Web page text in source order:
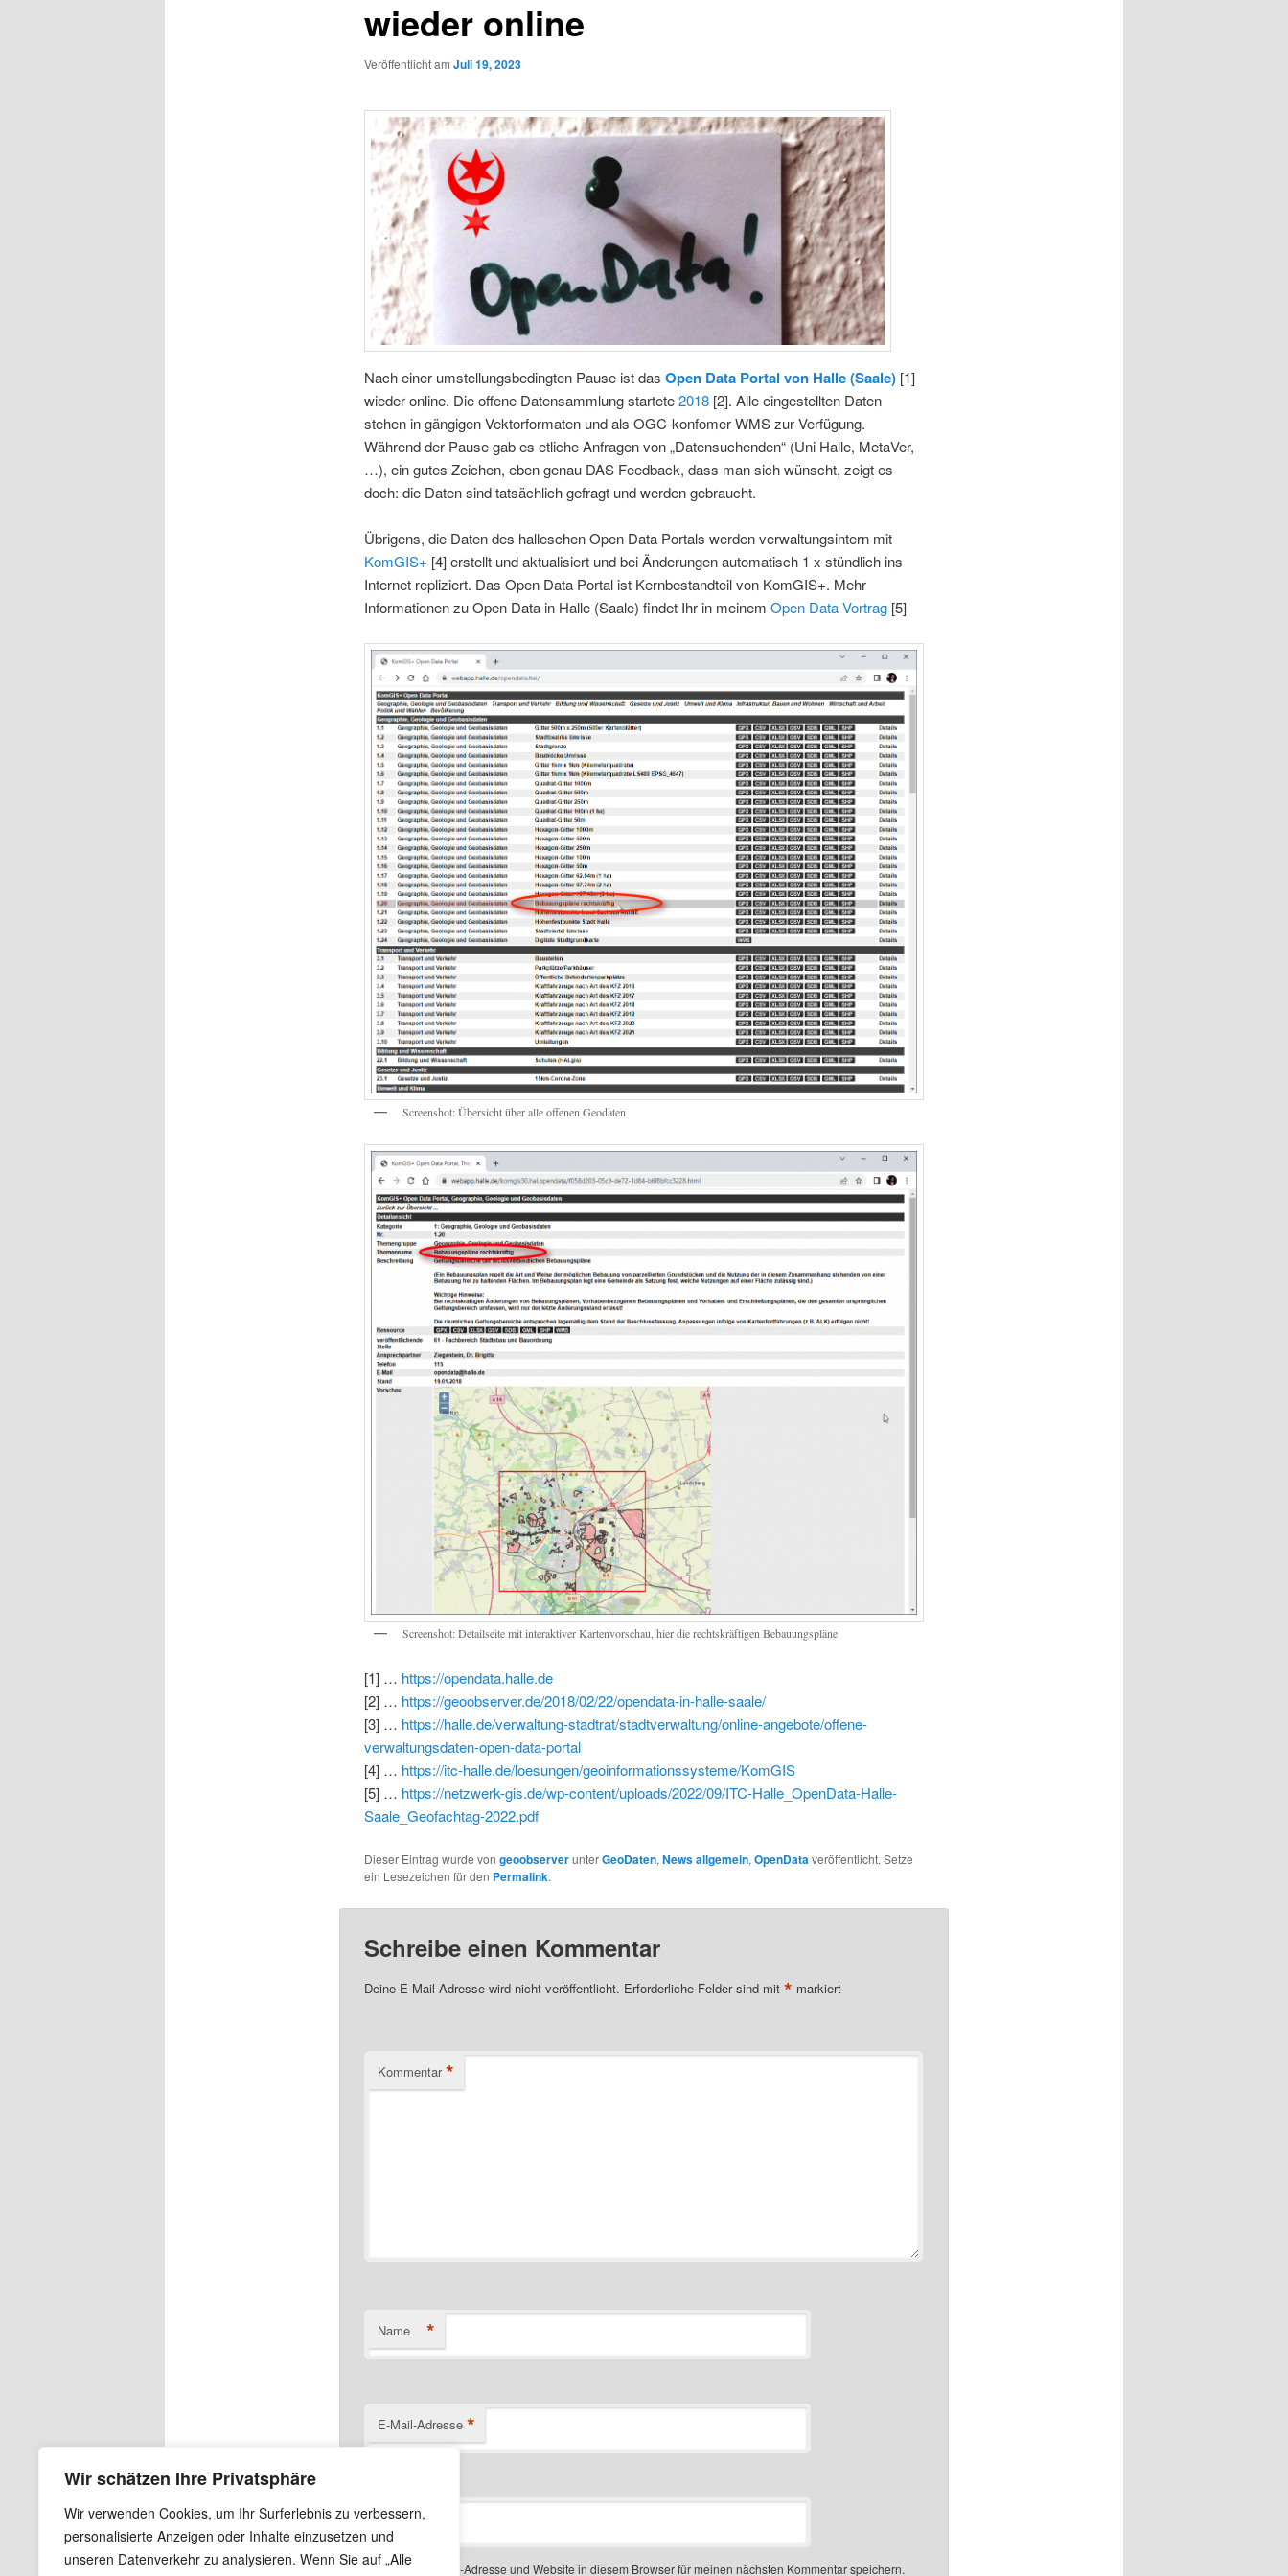
Wir schätzen Ihre Privatsphäre
Wir verwenden Cookies, um Ihr Surferlebnis zu verbessern,
personalisierte Anzeigen oder Inhalte einzusetzen und
unseren Datenverkehr zu analysieren. Wenn Sie auf „Alle
wieder online
Veröffentlicht am Juli 19, 2023
Nach einer umstellungsbedingten Pause ist das Open Data Portal von Halle (Saale)[1]
wieder online. Die offene Datensammlung startete2018[2]. Alle eingestellten Daten
stehen in gängigen Vektorformaten und als OGC-konfomer WMS zur Verfügung.
Während der Pause gab es etliche Anfragen von „Datensuchenden“ (Uni Halle, MetaVer,
…), ein gutes Zeichen, eben genau DAS Feedback, dass man sich wünscht, zeigt es
doch: die Daten sind tatsächlich gefragt und werden gebraucht.
Übrigens, die Daten des halleschen Open Data Portals werden verwaltungsintern mit
KomGIS+ [4] erstellt und aktualisiert und bei Änderungen automatisch 1 x stündlich ins
Internet repliziert. Das Open Data Portal ist Kernbestandteil von KomGIS+. Mehr
Informationen zu Open Data in Halle (Saale) findet Ihr in meinem Open Data Vortrag[5]
Screenshot: Übersicht über alle offenen Geodaten
Screenshot: Detailseite mit interaktiver Kartenvorschau, hier die rechtskräftigen Bebauungspläne
[1] … https://opendata.halle.de
[2] … https://geoobserver.de/2018/02/22/opendata-in-halle-saale/
[3] … https://halle.de/verwaltung-stadtrat/stadtverwaltung/online-angebote/offene-
verwaltungsdaten-open-data-portal
[4] … https://itc-halle.de/loesungen/geoinformationssysteme/KomGIS
[5] … https://netzwerk-gis.de/wp-content/uploads/2022/09/ITC-Halle_OpenData-Halle-
Saale_Geofachtag-2022.pdf
Dieser Eintrag wurde von geoobserverunterGeoDaten, News allgemein, OpenDataveröffentlicht. Setze
ein Lesezeichen für den Permalink.
Schreibe einen Kommentar
Deine E-Mail-Adresse wird nicht veröffentlicht. Erforderliche Felder sind mit * markiert
Kommentar *
Name *
E-Mail-Adresse *
Website
Name, E-Mail-Adresse und Website in diesem Browser für meinen nächsten Kommentar speichern.